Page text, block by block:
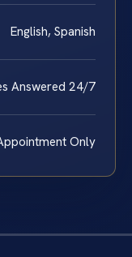
English, Spanish
Answered 24/7
Only